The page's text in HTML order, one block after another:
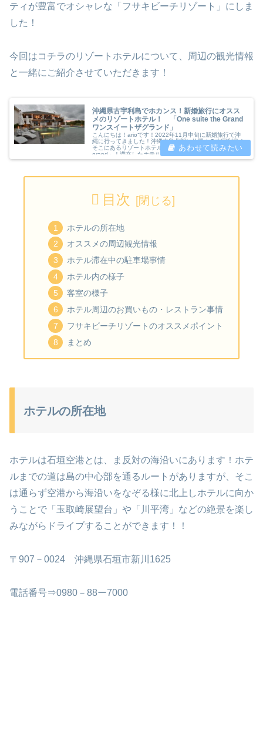
ティが豊富でオシャレな「フサキビーチリゾート」にしま
した！
今回はコチラのリゾートホテルについて、周辺の観光情報
と一緒にご紹介させていただきます！
沖縄県古宇利島でホカンス！新婚旅行にオスス
メのリゾートホテル！ 「One suite the Grand
ワンスイートザグランド」
こんにちは！arioです！2022年11月中旬に新婚旅行で沖
縄に行ってきました！沖縄本島北部に位置する古宇利島！
そこにあるリゾートホテルが「one suite the
grand」！滞在したホテルにて旅行中で最も感...
目次
ホテルの所在地
オススメの周辺観光情報
ホテル滞在中の駐車場事情
ホテル内の様子
客室の様子
ホテル周辺のお買いもの・レストラン事情
フサキビーチリゾートのオススメポイント
まとめ
ホテルの所在地
ホテルは石垣空港とは、ま反対の海沿いにあります！ホテ
ルまでの道は島の中心部を通るルートがありますが、そこ
は通らず空港から海沿いをなぞる様に北上しホテルに向か
うことで「玉取崎展望台」や「川平湾」などの絶景を楽し
みながらドライブすることができます！！
〒907－0024 沖縄県石垣市新川1625
電話番号⇒0980－88ー7000